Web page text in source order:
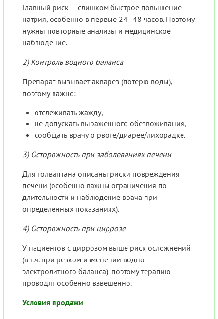
Главный риск — слишком быстрое повышение
натрия, особенно в первые 24–48 часов. Поэтому
нужны повторные анализы и медицинское
наблюдение.
2) Контроль водного баланса
Препарат вызывает акварез (потерю воды),
поэтому важно:
отслеживать жажду,
не допускать выраженного обезвоживания,
сообщать врачу о рвоте/диарее/лихорадке.
3) Осторожность при заболеваниях печени
Для толваптана описаны риски повреждения
печени (особенно важны ограничения по
длительности и наблюдение врача при
определенных показаниях).
4) Осторожность при циррозе
У пациентов с циррозом выше риск осложнений
(в т.ч. при резком изменении водно-
электролитного баланса), поэтому терапию
проводят особенно взвешенно.
Условия продажи